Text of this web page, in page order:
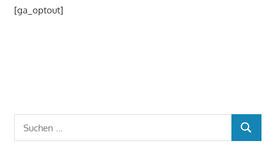
[ga_optout]
SUCHEN